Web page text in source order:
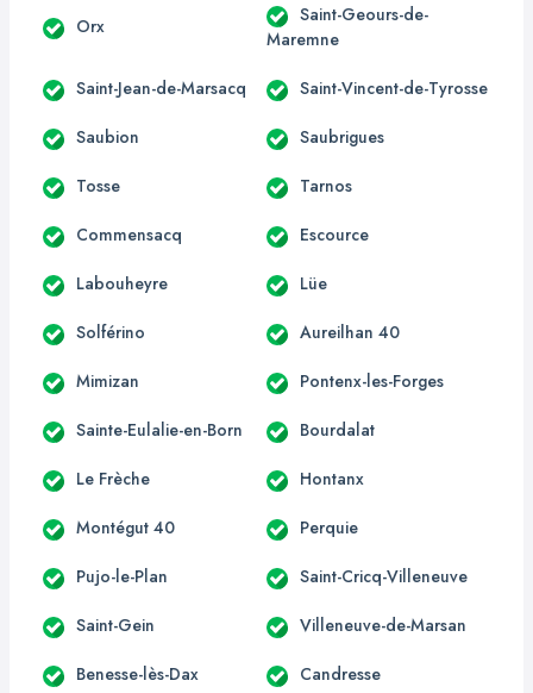
Orx
Saint-Geours-de-
Maremne
Saint-Jean-de-Marsacq Saint-Vincent-de-Tyrosse
Saubion Saubrigues
Tosse Tarnos
Commensacq Escource
Labouheyre Lüe
Solférino Aureilhan 40
Mimizan Pontenx-les-Forges
Sainte-Eulalie-en-Born Bourdalat
Le Frèche Hontanx
Montégut 40 Perquie
Pujo-le-Plan Saint-Cricq-Villeneuve
Saint-Gein Villeneuve-de-Marsan
Benesse-lès-Dax Candresse